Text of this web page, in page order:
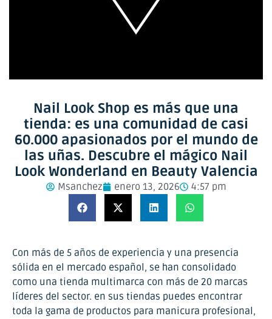
Nail Look Shop es más que una
tienda: es una comunidad de casi
60.000 apasionados por el mundo de
las uñas. Descubre el mágico Nail
Look Wonderland en Beauty Valencia
Msanchez enero 13, 2026 4:57 pm
Con más de 5 años de experiencia y una presencia
sólida en el mercado español, se han consolidado
como una tienda multimarca con más de 20 marcas
líderes del sector. en sus tiendas puedes encontrar
toda la gama de productos para manicura profesional,